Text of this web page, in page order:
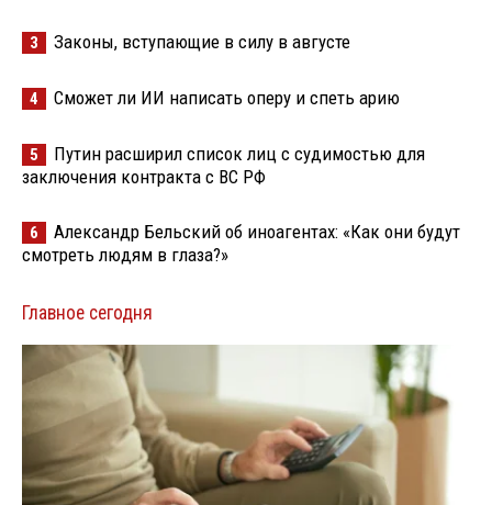
3 Законы, вступающие в силу в августе
4 Сможет ли ИИ написать оперу и спеть арию
5
Путин расширил список лиц с судимостью для
заключения контракта с ВС РФ
6
Александр Бельский об иноагентах: «Как они будут
смотреть людям в глаза?»
Главное сегодня